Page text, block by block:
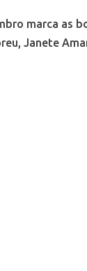
marca as
Janete